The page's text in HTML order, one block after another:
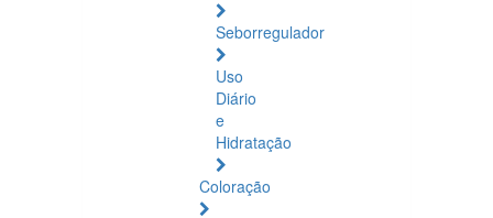
Seborregulador
Uso
Diário
e
Hidratação
Coloração